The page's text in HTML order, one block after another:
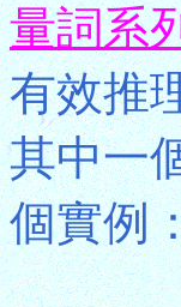
量詞系
有效推
其中一
個實例